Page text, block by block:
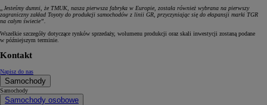
„Jesteśmy dumni, że TMUK, nasza pierwsza fabryka w Europie, została również wybrana na pierwszy
zagraniczny zakład Toyoty do produkcji samochodów z linii GR, przyczyniając się do ekspansji marki TGR
na całym świecie”.
Wszelkie szczegóły dotyczące rynków sprzedaży, wolumenu produkcji oraz skali inwestycji zostaną podane
w późniejszym terminie.
Kontakt
Napisz do nas
Samochody
Samochody
Samochody osobowe